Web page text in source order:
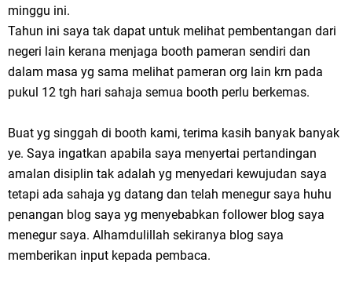
minggu ini.
Tahun ini saya tak dapat untuk melihat pembentangan dari
negeri lain kerana menjaga booth pameran sendiri dan
dalam masa yg sama melihat pameran org lain krn pada
pukul 12 tgh hari sahaja semua booth perlu berkemas.
Buat yg singgah di booth kami, terima kasih banyak banyak
ye. Saya ingatkan apabila saya menyertai pertandingan
amalan disiplin tak adalah yg menyedari kewujudan saya
tetapi ada sahaja yg datang dan telah menegur saya huhu
penangan blog saya yg menyebabkan follower blog saya
menegur saya. Alhamdulillah sekiranya blog saya
memberikan input kepada pembaca.